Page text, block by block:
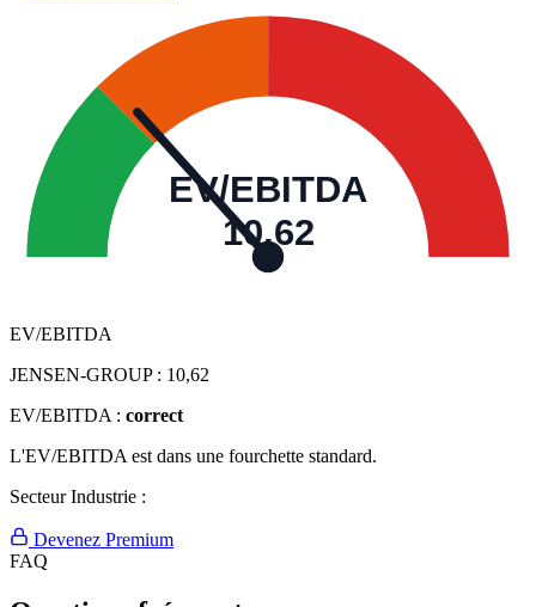
EV/EBITDA
10,62
EV/EBITDA
JENSEN-GROUP : 10,62
EV/EBITDA : correct
L'EV/EBITDA est dans une fourchette standard.
Secteur Industrie :
Devenez Premium
FAQ